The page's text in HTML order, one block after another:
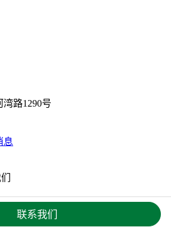
路1290号
杨艺园林集团有限公司 版权所有沪ICP
联系我们